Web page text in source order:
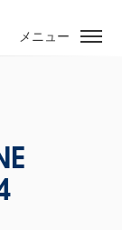
メニュー